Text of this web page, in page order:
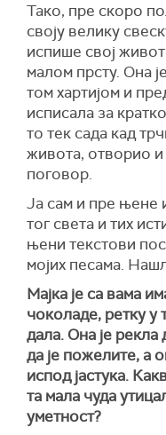
Тако, пре скоро
своју велику
испише свој
малом прсту. Она
том хартијом и
исписала за
то тек сада кад
живота, отворио и
поговор.
Ја сам и пре њене
тог света и тих
њени текстови
мојих песама.
Мајка је са вама
чоколаде, ретку у
дала. Она је
да је пожелите, а
испод јастука.
та мала чуда
уметност?